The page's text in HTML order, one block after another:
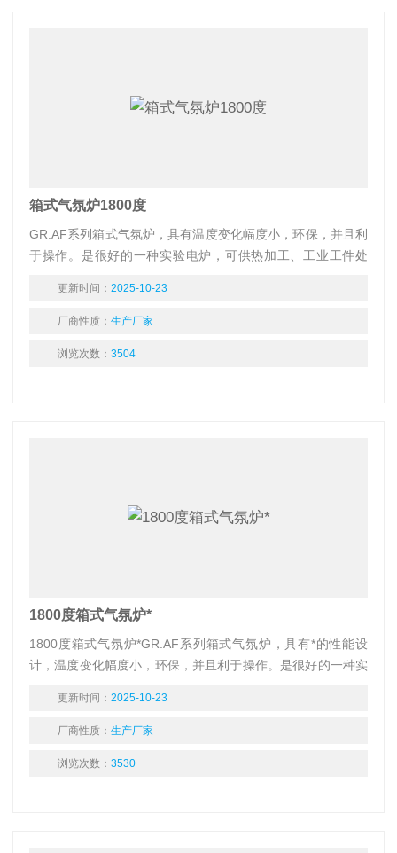
箱式气氛炉1800度
GR.AF系列箱式气氛炉，具有温度变化幅度小，环保，并且利
于操作。是很好的一种实验电炉，可供热加工、工业工件处
小型工件的热加工或处理
更新时间： 2025-10-23
厂商性质： 生产厂家
浏览次数： 3504
1800度箱式气氛炉*
1800度箱式气氛炉*GR.AF系列箱式气氛炉，具有*的性能设
计，温度变化幅度小，环保，并且利于操作。是很好的一种实
业，分析化学行业，煤质分析进行小型工件的热加工或处理
更新时间： 2025-10-23
厂商性质： 生产厂家
浏览次数： 3530